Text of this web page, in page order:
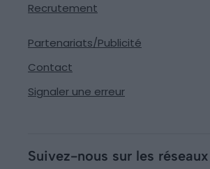
Recrutement
Partenariats/Publicité
Contact
Signaler une erreur
Suivez-nous sur les réseaux